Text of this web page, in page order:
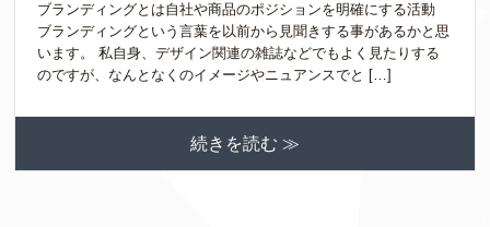
ブランディングとは自社や商品のポジションを明確にする活動
ブランディングという言葉を以前から見聞きする事があるかと思
います。 私自身、デザイン関連の雑誌などでもよく見たりする
のですが、なんとなくのイメージやニュアンスでと […]
続きを読む ≫